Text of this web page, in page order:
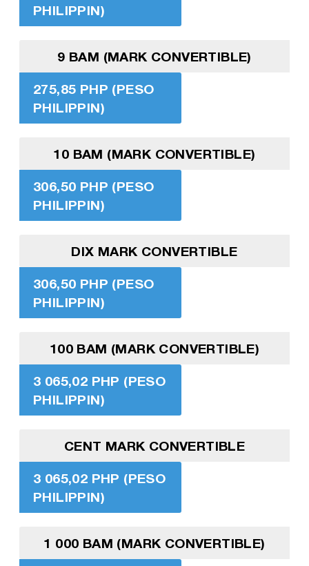
PHILIPPIN)
9 BAM (MARK CONVERTIBLE)
275,85 PHP (PESO
PHILIPPIN)
10 BAM (MARK CONVERTIBLE)
306,50 PHP (PESO
PHILIPPIN)
DIX MARK CONVERTIBLE
306,50 PHP (PESO
PHILIPPIN)
100 BAM (MARK CONVERTIBLE)
3 065,02 PHP (PESO
PHILIPPIN)
CENT MARK CONVERTIBLE
3 065,02 PHP (PESO
PHILIPPIN)
1 000 BAM (MARK CONVERTIBLE)